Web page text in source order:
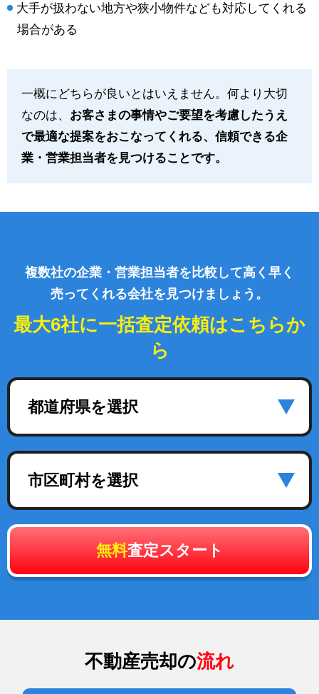
大手が扱わない地方や狭小物件なども対応してくれる
場合がある
一概にどちらが良いとはいえません。何より大切
なのは、 お客さまの事情やご要望を考慮したうえ
で最適な提案をおこなってくれる、信頼できる企
業・営業担当者を見つけることです。
複数社の企業・営業担当者を比較して高く早く
売ってくれる会社を見つけましょう。
最大6社に一括査定依頼はこちらか
ら
都道府県を選択
市区町村を選択
無料査定スタート
不動産売却の流れ